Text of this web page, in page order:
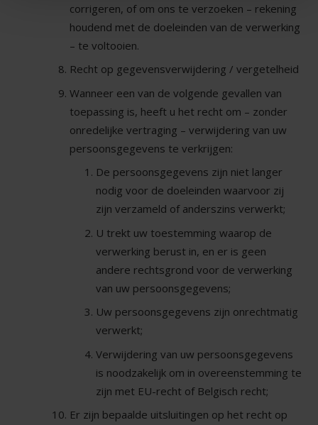
corrigeren, of om ons te verzoeken – rekening
houdend met de doeleinden van de verwerking
– te voltooien.
Recht op gegevensverwijdering / vergetelheid
Wanneer een van de volgende gevallen van
toepassing is, heeft u het recht om – zonder
onredelijke vertraging – verwijdering van uw
persoonsgegevens te verkrijgen:
De persoonsgegevens zijn niet langer
nodig voor de doeleinden waarvoor zij
zijn verzameld of anderszins verwerkt;
U trekt uw toestemming waarop de
verwerking berust in, en er is geen
andere rechtsgrond voor de verwerking
van uw persoonsgegevens;
Uw persoonsgegevens zijn onrechtmatig
verwerkt;
Verwijdering van uw persoonsgegevens
is noodzakelijk om in overeenstemming te
zijn met EU-recht of Belgisch recht;
Er zijn bepaalde uitsluitingen op het recht op